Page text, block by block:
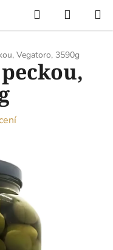
Hledat
KOŠÍK
Vegatoro, 3590g